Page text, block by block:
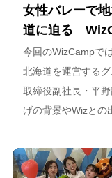
女性バレーで
道に迫る
今回のWizCampで
北海道を運営する
取締役副社長・平
げの背景やWizとの
海道が描く今後の